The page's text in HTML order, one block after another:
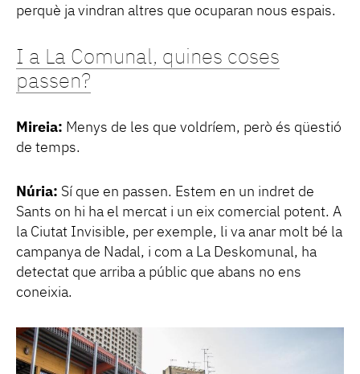
perquè ja vindran altres que ocuparan nous espais.
I a La Comunal, quines coses
passen?
Mireia: Menys de les que voldríem, però és qüestió
de temps.
Núria: Sí que en passen. Estem en un indret de
Sants on hi ha el mercat i un eix comercial potent. A
la Ciutat Invisible, per exemple, li va anar molt bé la
campanya de Nadal, i com a La Deskomunal, ha
detectat que arriba a públic que abans no ens
coneixia.